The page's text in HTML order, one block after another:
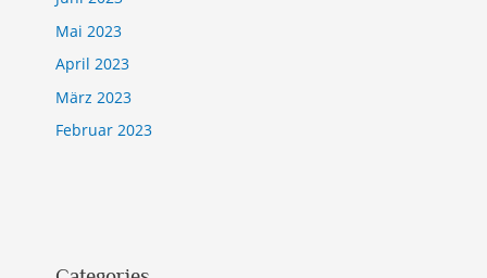
Mai 2023
April 2023
März 2023
Februar 2023